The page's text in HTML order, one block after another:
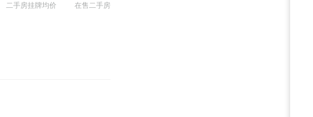
二手房挂牌均价 在售二手房